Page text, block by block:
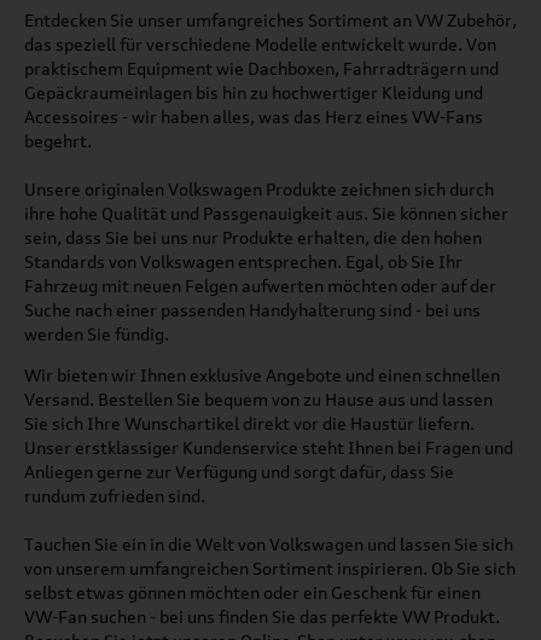
Entdecken Sie unser umfangreiches Sortiment an VW Zubehör,
das speziell für verschiedene Modelle entwickelt wurde. Von
praktischem Equipment wie Dachboxen, Fahrradträgern und
Gepäckraumeinlagen bis hin zu hochwertiger Kleidung und
Accessoires - wir haben alles, was das Herz eines VW-Fans
begehrt.
Unsere originalen Volkswagen Produkte zeichnen sich durch
ihre hohe Qualität und Passgenauigkeit aus. Sie können sicher
sein, dass Sie bei uns nur Produkte erhalten, die den hohen
Standards von Volkswagen entsprechen. Egal, ob Sie Ihr
Fahrzeug mit neuen Felgen aufwerten möchten oder auf der
Suche nach einer passenden Handyhalterung sind - bei uns
werden Sie fündig.
Wir bieten wir Ihnen exklusive Angebote und einen schnellen
Versand. Bestellen Sie bequem von zu Hause aus und lassen
Sie sich Ihre Wunschartikel direkt vor die Haustür liefern.
Unser erstklassiger Kundenservice steht Ihnen bei Fragen und
Anliegen gerne zur Verfügung und sorgt dafür, dass Sie
rundum zufrieden sind.
Tauchen Sie ein in die Welt von Volkswagen und lassen Sie sich
von unserem umfangreichen Sortiment inspirieren. Ob Sie sich
selbst etwas gönnen möchten oder ein Geschenk für einen
VW-Fan suchen - bei uns finden Sie das perfekte VW Produkt.